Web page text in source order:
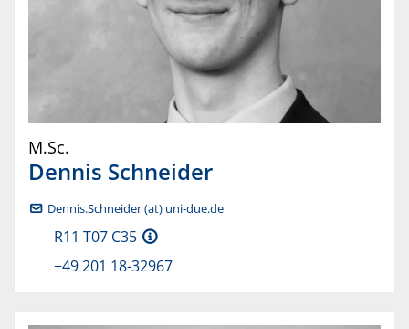
M.Sc.
Dennis Schneider
Dennis.Schneider (at) uni-due.de
R11 T07 C35
+49 201 18-32967